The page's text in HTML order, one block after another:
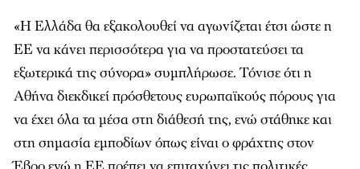
«Η Ελλάδα θα εξακολουθεί να αγωνίζεται έτσι ώστε η
ΕΕ να κάνει περισσότερα για να προστατεύσει τα
εξωτερικά της σύνορα» συμπλήρωσε. Τόνισε ότι η
Αθήνα διεκδικεί πρόσθετους ευρωπαϊκούς πόρους για
να έχει όλα τα μέσα στη διάθεσή της, ενώ στάθηκε και
στη σημασία εμποδίων όπως είναι ο φράχτης στον